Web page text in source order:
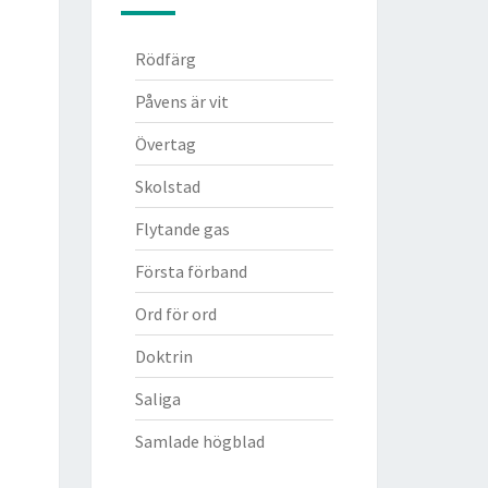
Rödfärg
Påvens är vit
Övertag
Skolstad
Flytande gas
Första förband
Ord för ord
Doktrin
Saliga
Samlade högblad